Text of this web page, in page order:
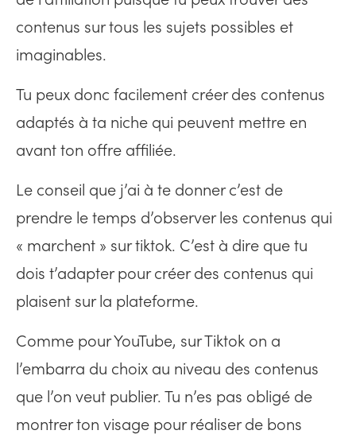
contenus sur tous les sujets possibles et
imaginables.
Tu peux donc facilement créer des contenus
adaptés à ta niche qui peuvent mettre en
avant ton offre affiliée.
Le conseil que j’ai à te donner c’est de
prendre le temps d’observer les contenus qui
« marchent » sur tiktok. C’est à dire que tu
dois t’adapter pour créer des contenus qui
plaisent sur la plateforme.
Comme pour YouTube, sur Tiktok on a
l’embarra du choix au niveau des contenus
que l’on veut publier. Tu n’es pas obligé de
montrer ton visage pour réaliser de bons